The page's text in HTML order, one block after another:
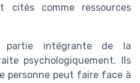
cités comme ressources
partie intégrante de la
psychologiquement. Ils
personne peut faire face à